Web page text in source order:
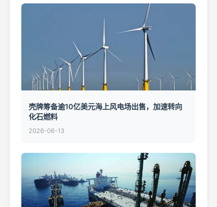
壳牌筹备逾10亿美元海上风电场出售，加速转向
化石燃料
2026-06-13